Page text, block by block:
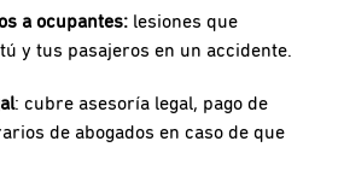
a ocupantes: lesiones que
y tus pasajeros en un accidente.
: cubre asesoría legal, pago de
de abogados en caso de que